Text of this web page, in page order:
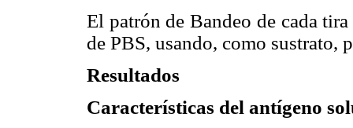
El patrón de Bandeo de cada
de PBS, usando, como sustrato,
Resultados
Características del antígeno